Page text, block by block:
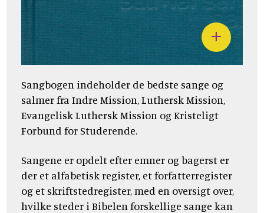
Sangbogen indeholder de bedste sange og
salmer fra Indre Mission, Luthersk Mission,
Evangelisk Luthersk Mission og Kristeligt
Forbund for Studerende.
Sangene er opdelt efter emner og bagerst er
der et alfabetisk register, et forfatterregister
og et skriftstedregister, med en oversigt over,
hvilke steder i Bibelen forskellige sange kan